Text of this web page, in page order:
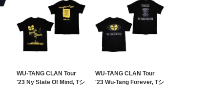
WU-TANG CLAN Tour
'23 Ny State Of Mind, Tシ
WU-TANG CLAN Tour
'23 Wu-Tang Forever, Tシ